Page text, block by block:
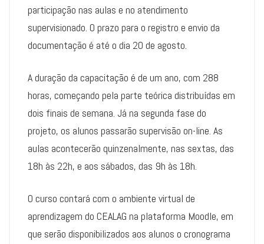
participação nas aulas e no atendimento
supervisionado. O prazo para o registro e envio da
documentação é até o dia 20 de agosto.
A duração da capacitação é de um ano, com 288
horas, começando pela parte teórica distribuídas em
dois finais de semana. Já na segunda fase do
projeto, os alunos passarão supervisão on-line. As
aulas acontecerão quinzenalmente, nas sextas, das
18h às 22h, e aos sábados, das 9h às 18h.
O curso contará com o ambiente virtual de
aprendizagem do CEALAG na plataforma Moodle, em
que serão disponibilizados aos alunos o cronograma